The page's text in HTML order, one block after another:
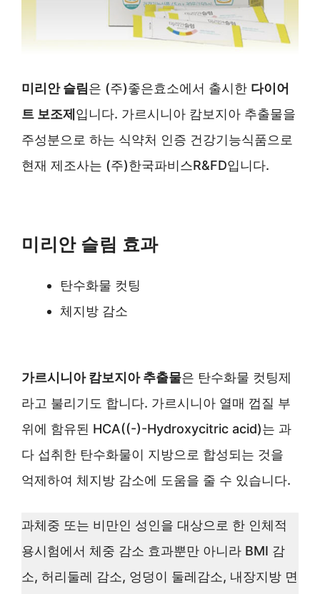
미리안 슬림은 (주)좋은효소에서 출시한 다이어
트 보조제 입니다. 가르시니아 캄보지아 추출물을
주성분으로 하는 식약처 인증 건강기능식품으로
현재 제조사는 (주)한국파비스R&FD입니다.
미리안 슬림 효과
탄수화물 컷팅
체지방 감소
가르시니아 캄보지아 추출물은 탄수화물 컷팅제
라고 불리기도 합니다. 가르시니아 열매 껍질 부
위에 함유된 HCA((-)-Hydroxycitric acid)는 과
다 섭취한 탄수화물이 지방으로 합성되는 것을
억제하여 체지방 감소에 도움을 줄 수 있습니다.
과체중 또는 비만인 성인을 대상으로 한 인체적
용시험에서 체중 감소 효과뿐만 아니라 BMI 감
소, 허리둘레 감소, 엉덩이 둘레감소, 내장지방 면